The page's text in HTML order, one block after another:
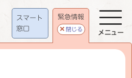
スマート
窓口
緊急情報
閉じる
メニュー